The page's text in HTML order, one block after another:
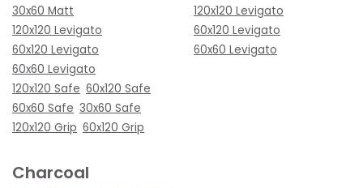
30x60 Matt
120x120 Levigato
60x120 Levigato
60x60 Levigato
120x120 Safe 60x120 Safe
60x60 Safe 30x60 Safe
120x120 Grip 60x120 Grip
120x120 Levigato
60x120 Levigato
60x60 Levigato
Charcoal